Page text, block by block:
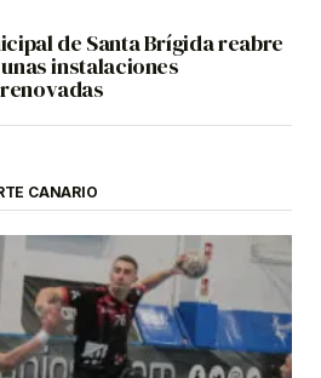
de Santa Brígida reabre
instalaciones
CANARIO